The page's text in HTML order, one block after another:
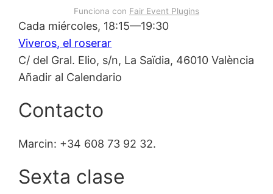
Funciona con Fair Event Plugins
Cada miércoles, 18:15—19:30
Viveros, el roserar
C/ del Gral. Elio, s/n, La Saïdia, 46010 València
Añadir al Calendario
Contacto
Marcin: +34 608 73 92 32.
Sexta clase